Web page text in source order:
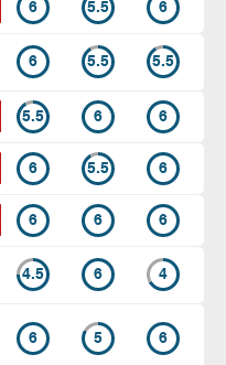
6 5.5 6
6 5.5 5.5
5.5 6 6
6 5.5 6
6 6 6
4.5 6 4
6 5 6